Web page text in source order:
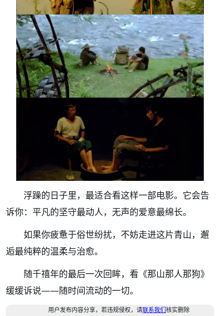
浮躁的日子里，最适合看这样一部电影。它会告
诉你：平凡的坚守最动人，无声的爱意最绵长。
如果你疲惫于俗世纷扰，不妨走进这片青山，邂
逅最纯粹的温柔与治愈。
随千禧年的最后一次回眸，看《那山那人那狗》
缓缓诉说——随时间流动的一切。
用户发布内容分享，若违规侵权，请联系我们核实删除